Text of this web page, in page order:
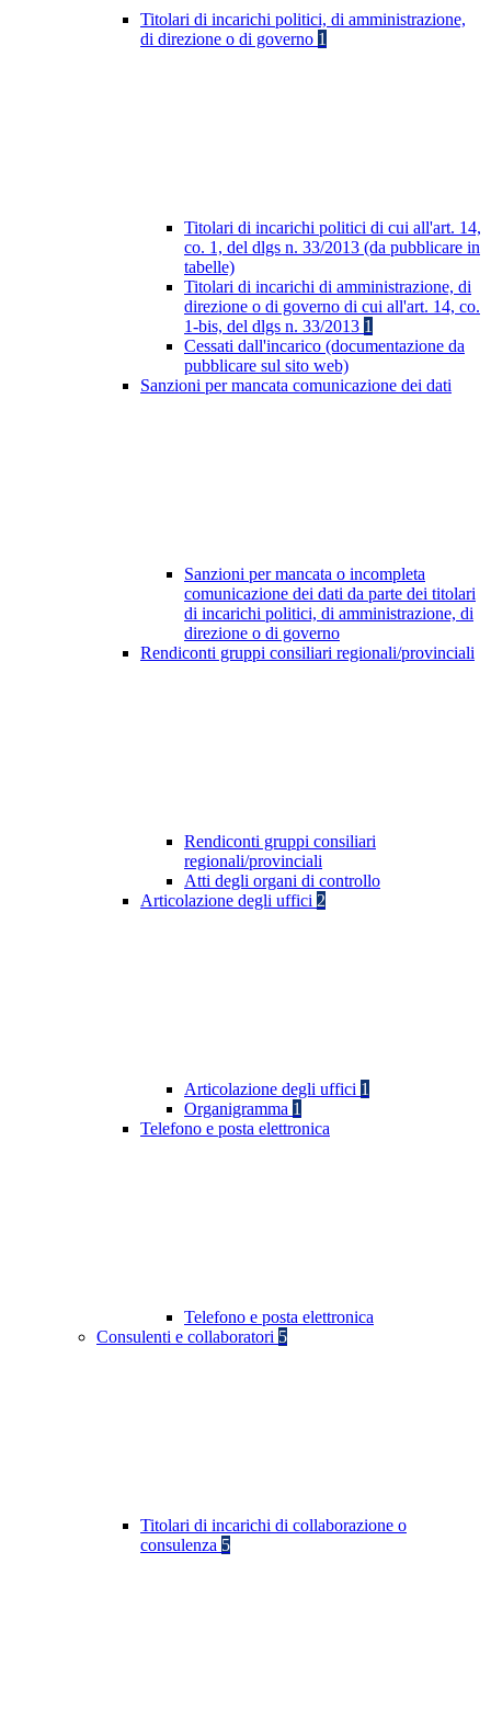
Titolari di incarichi politici, di amministrazione,
di direzione o di governo 1
Titolari di incarichi politici di cui all'art. 14,
co. 1, del dlgs n. 33/2013 (da pubblicare in
tabelle)
Titolari di incarichi di amministrazione, di
direzione o di governo di cui all'art. 14, co.
1-bis, del dlgs n. 33/2013 1
Cessati dall'incarico (documentazione da
pubblicare sul sito web)
Sanzioni per mancata comunicazione dei dati
Sanzioni per mancata o incompleta
comunicazione dei dati da parte dei titolari
di incarichi politici, di amministrazione, di
direzione o di governo
Rendiconti gruppi consiliari regionali/provinciali
Rendiconti gruppi consiliari
regionali/provinciali
Atti degli organi di controllo
Articolazione degli uffici 2
Articolazione degli uffici 1
Organigramma 1
Telefono e posta elettronica
Telefono e posta elettronica
Consulenti e collaboratori 5
Titolari di incarichi di collaborazione o
consulenza 5